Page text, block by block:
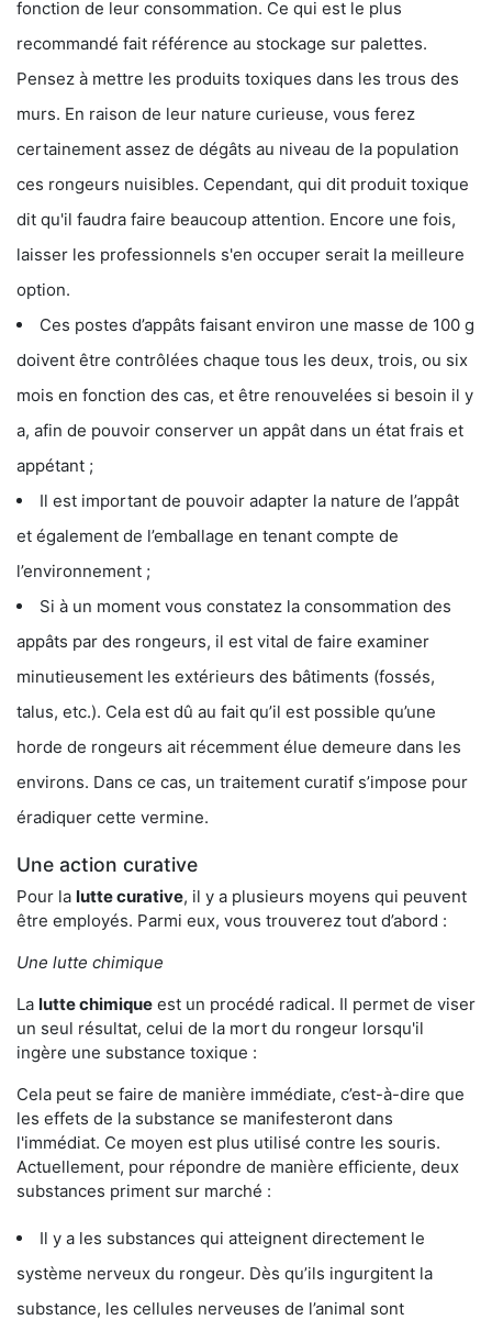
fonction de leur consommation. Ce qui est le plus
recommandé fait référence au stockage sur palettes.
Pensez à mettre les produits toxiques dans les trous des
murs. En raison de leur nature curieuse, vous ferez
certainement assez de dégâts au niveau de la population
ces rongeurs nuisibles. Cependant, qui dit produit toxique
dit qu'il faudra faire beaucoup attention. Encore une fois,
laisser les professionnels s'en occuper serait la meilleure
option.
Ces postes d’appâts faisant environ une masse de 100 g
doivent être contrôlées chaque tous les deux, trois, ou six
mois en fonction des cas, et être renouvelées si besoin il y
a, afin de pouvoir conserver un appât dans un état frais et
appétant ;
Il est important de pouvoir adapter la nature de l’appât
et également de l’emballage en tenant compte de
l’environnement ;
Si à un moment vous constatez la consommation des
appâts par des rongeurs, il est vital de faire examiner
minutieusement les extérieurs des bâtiments (fossés,
talus, etc.). Cela est dû au fait qu’il est possible qu’une
horde de rongeurs ait récemment élue demeure dans les
environs. Dans ce cas, un traitement curatif s’impose pour
éradiquer cette vermine.
Une action curative
Pour la lutte curative, il y a plusieurs moyens qui peuvent
être employés. Parmi eux, vous trouverez tout d’abord :
Une lutte chimique
La lutte chimique est un procédé radical. Il permet de viser
un seul résultat, celui de la mort du rongeur lorsqu'il
ingère une substance toxique :
Cela peut se faire de manière immédiate, c’est-à-dire que
les effets de la substance se manifesteront dans
l'immédiat. Ce moyen est plus utilisé contre les souris.
Actuellement, pour répondre de manière efficiente, deux
substances priment sur marché :
Il y a les substances qui atteignent directement le
système nerveux du rongeur. Dès qu’ils ingurgitent la
substance, les cellules nerveuses de l’animal sont